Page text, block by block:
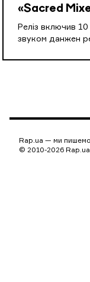
«Sacred
Реліз включив 10
звуком данжен
Rap.ua — ми
© 2010-2026